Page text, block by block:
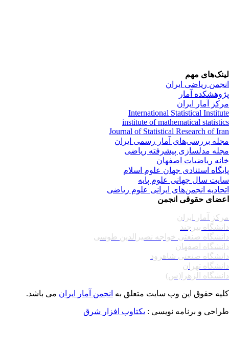
مهم
ریاضی ایران
آمار
آمار ایران
International Statistical
institute of mathematical
Journal of Statistical Research of
بررسی‌های آمار رسمی ایران
مدلسازی پیشرفته ریاضی
ریاضیات اصفهان
استنادی جهان علوم اسلام
سال جهانی علوم پایه
انجمن‌های ایرانی علوم ریاضی
حقوقی انجمن
آمار ایران
بیرجند
صنعتی خواجه نصیرالدین طوسی
اصفهان
صنعتی شاهرود
تهران
الزهرا(س)
حقوق این وب سایت متعلق بهانجمن آمار ایرانمی باشد.
و برنامه نویسی : یکتاوب افزار شرق